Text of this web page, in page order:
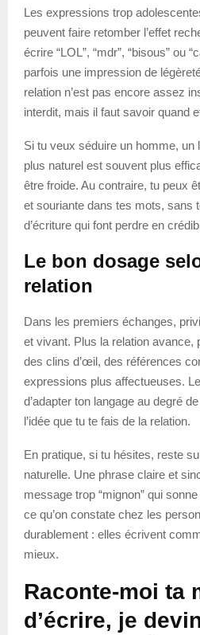
Les expressions trop
peuvent faire retomber l’effet
écrire “LOL”, “mdr”, “bisous” ou
parfois une impression de
relation n’est pas encore assez
interdit, mais il faut savoir quand
Si tu veux séduire un homme, un
plus naturel est souvent plus
être froide. Au contraire, tu peux
et souriante dans tes mots, sans
d’écriture qui font perdre en
Le bon dosage
relation
Dans les premiers échanges,
et vivant. Plus la relation avance,
des clins d’œil, des références
expressions plus affectueuses.
d’adapter ton langage au degré
l’idée que tu te fais de la relation.
En pratique, si tu hésites, reste
naturelle. Une phrase claire et
message trop “mignon” qui
ce qu’on constate chez les
durablement : elles écrivent
mieux.
Raconte-moi ta
d’écrire, je